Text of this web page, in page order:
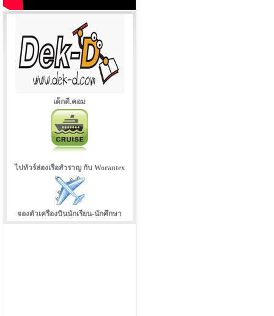
เด็กดี.คอม
ไปทัวร์ล่องเรือสำราญ กับ Worantex
จองตัวเครืองบินนักเรียน-นักศึกษา